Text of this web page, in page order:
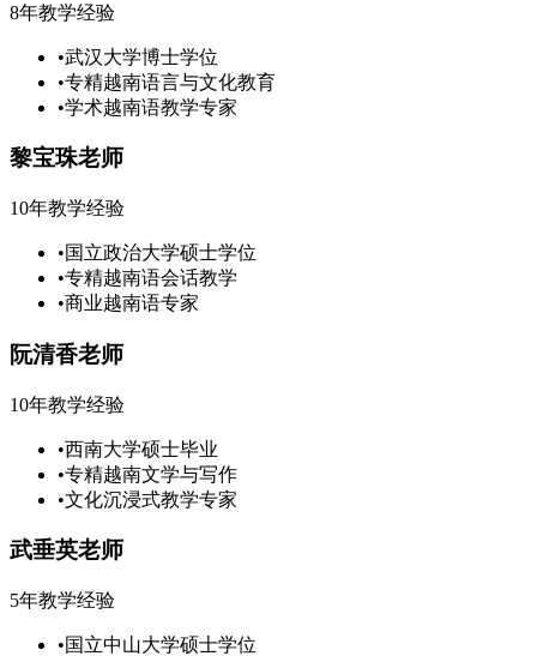
8年教学经验
•武汉大学博士学位
•专精越南语言与文化教育
•学术越南语教学专家
黎宝珠老师
10年教学经验
•国立政治大学硕士学位
•专精越南语会话教学
•商业越南语专家
阮清香老师
10年教学经验
•西南大学硕士毕业
•专精越南文学与写作
•文化沉浸式教学专家
武垂英老师
5年教学经验
•国立中山大学硕士学位